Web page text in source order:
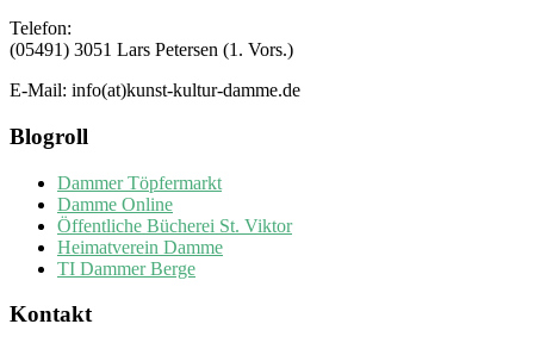
Telefon:
(05491) 3051 Lars Petersen (1. Vors.)
E-Mail: info(at)kunst-kultur-damme.de
Blogroll
Dammer Töpfermarkt
Damme Online
Öffentliche Bücherei St. Viktor
Heimatverein Damme
TI Dammer Berge
Kontakt